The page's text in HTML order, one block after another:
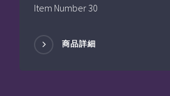
Item Number 30
商品詳細